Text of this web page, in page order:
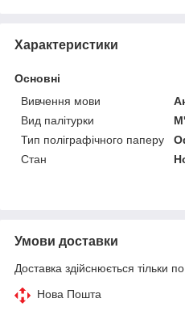
Характеристики
Основні
Вивчення мови
Вид палітурки
Тип поліграфічного паперу
Стан
Умови доставки
Доставка здійснюється тільки
Нова Пошта